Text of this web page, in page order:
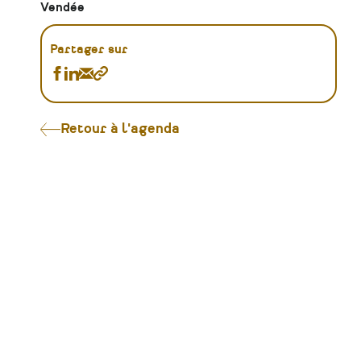
Vendée
Partager sur
Partager
de
Partager
de
Partager
de
Retour à l'agenda